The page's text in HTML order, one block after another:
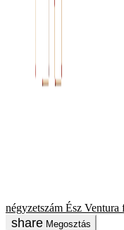
négyzetszám Ész Ventura
Megosztás